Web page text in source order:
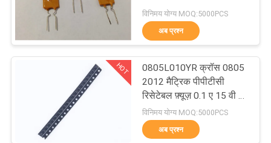
कारखाना
भ्रमण
नियंत्रण
Thermally संरक्षित
Varistor
विनिमय योग्य MOQ:5000PCS
अब प्रश्न
HOT
0805L010YR क्रॉस 0805
2012 मैट्रिक पीपीटीसी
रिसेटेबल फ़्यूज़ 0.1 ए 15 वी टेप
इन रील
विनिमय योग्य MOQ:5000PCS
अब प्रश्न